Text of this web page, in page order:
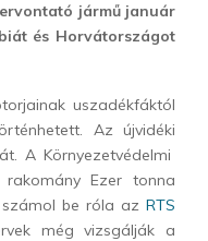
jármű január
és Horvátországot
uszadékfáktól
Az újvidéki
A Környezetvédelmi
Ezer tonna
be róla az RTS
még vizsgálják a